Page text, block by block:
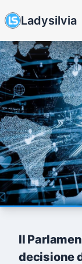
Ladysilvia
Il
decisione